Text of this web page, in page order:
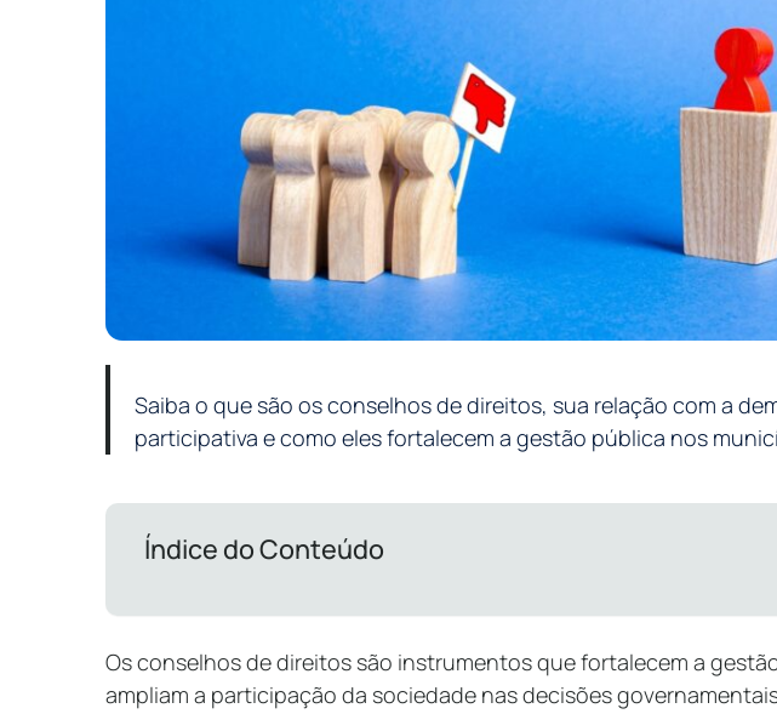
Saiba o que são os conselhos de direitos, sua relação com a
participativa e como eles fortalecem a gestão pública nos
Índice do Conteúdo
Os conselhos de direitos são instrumentos que fortalecem a
ampliam a participação da sociedade nas decisões